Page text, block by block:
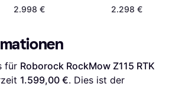
2.998 €
VSLAM
2.298 €
für Roborock RockMow Z115 RTK
1.599,00 €. Dies ist der